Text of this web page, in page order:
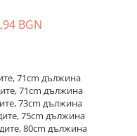
BGN
71cm дължина
71cm дължина
73cm дължина
75cm дължина
80cm дължина